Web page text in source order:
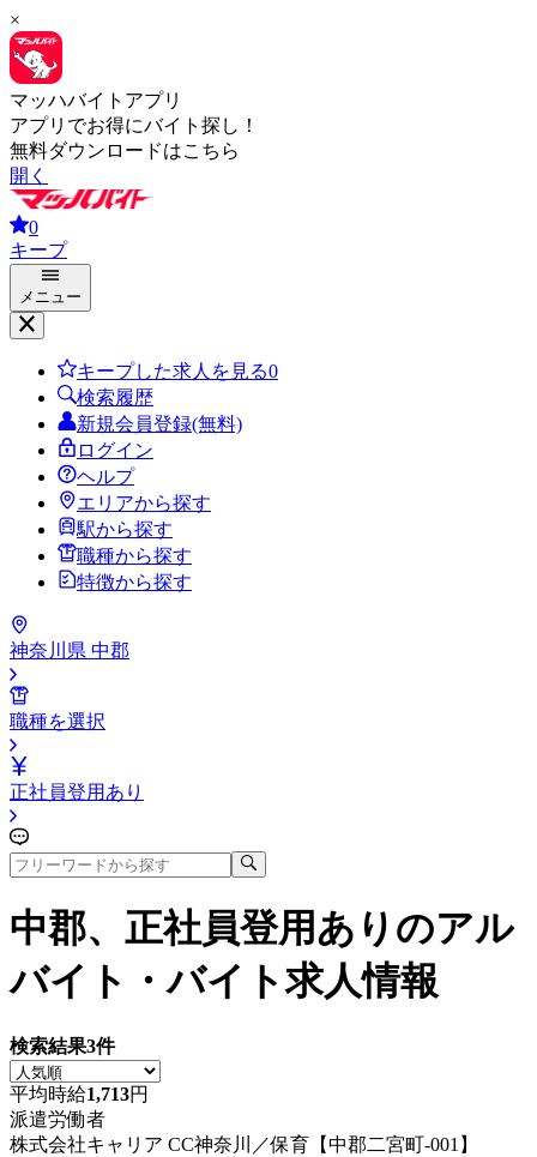
×
マッハバイトアプリ
アプリでお得にバイト探し！
無料ダウンロードはこちら
開く
0
キープ
メニュー
キープした求人を見る0
検索履歴
新規会員登録(無料)
ログイン
ヘルプ
エリアから探す
駅から探す
職種から探す
特徴から探す
神奈川県 中郡
職種を選択
正社員登用あり
中郡、正社員登用あり のアル
バイト・バイト求人情報
検索結果3件
平均時給1,713円
派遣労働者
株式会社キャリア CC神奈川／保育【中郡二宮町-001】